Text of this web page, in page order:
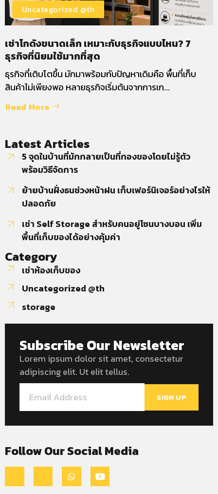
Uncategorized @th
เช่าโกดังขนาดเล็ก เหมาะกับธุรกิจแบบไหน? 7
ธุรกิจที่นิยมใช้มากที่สุด
ธุรกิจที่เติบโตขึ้น มักมาพร้อมกับปัญหาเดิมคือ พื้นที่เก็บ
สินค้าไม่เพียงพอ หลายธุรกิจเริ่มต้นจากการเก...
Read More
Latest Articles
5 จุดในบ้านที่มักกลายเป็นที่กองของโดยไม่รู้ตัว
พร้อมวิธีจัดการ
ย้ายบ้านฝั่งธนช่วงหน้าฝน เก็บเฟอร์นิเจอร์อย่างไรให้
ปลอดภัย
เช่า Self Storage สำหรับคนอยู่โซนบางบอน เพิ่ม
พื้นที่เก็บของได้อย่างคุ้มค่า
Category
เช่าห้องเก็บของ
Uncategorized @th
storage
Subscribe Our Newsletter
Lorem ipsum dolor sit amet, consectetur
adipiscing elit. Ut elit tellus.
SIGN UP
Follow Our Social Media